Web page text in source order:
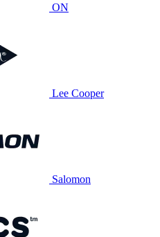
ON
Lee Cooper
Salomon